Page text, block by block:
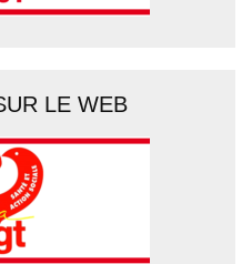
LE WEB